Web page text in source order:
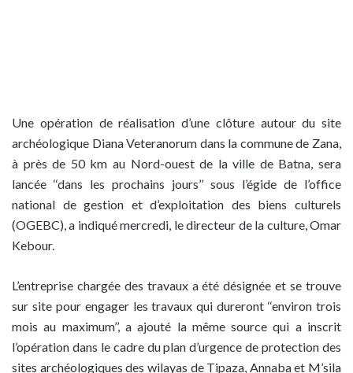
Une opération de réalisation d’une clôture autour du site
archéologique Diana Veteranorum dans la commune de Zana,
à près de 50 km au Nord-ouest de la ville de Batna, sera
lancée ‘‘dans les prochains jours’’ sous l’égide de l’office
national de gestion et d’exploitation des biens culturels
(OGEBC), a indiqué mercredi, le directeur de la culture, Omar
Kebour.
L’entreprise chargée des travaux a été désignée et se trouve
sur site pour engager les travaux qui dureront ‘‘environ trois
mois au maximum’’, a ajouté la même source qui a inscrit
l’opération dans le cadre du plan d’urgence de protection des
sites archéologiques des wilayas de Tipaza, Annaba et M’sila